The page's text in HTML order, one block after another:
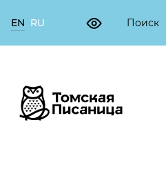
EN RU